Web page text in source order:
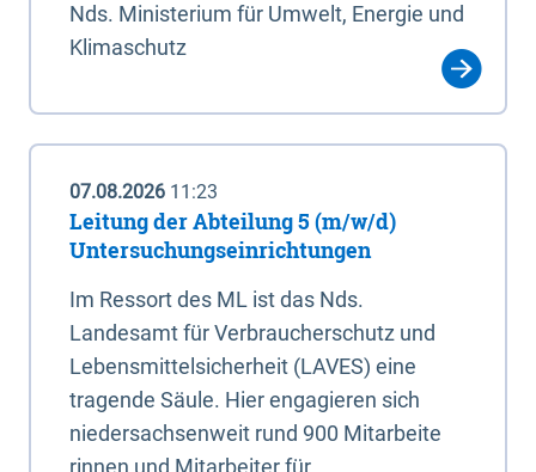
Nds. Ministerium für Umwelt, Energie und
Klimaschutz
07.08.2026 11:23
Leitung der Abteilung 5 (m/w/d)
Untersuchungseinrichtungen
Im Ressort des ML ist das Nds.
Landesamt für Verbraucherschutz und
Lebensmittelsicherheit (LAVES) eine
tragende Säule. Hier engagieren sich
niedersachsenweit rund 900 Mitarbeite